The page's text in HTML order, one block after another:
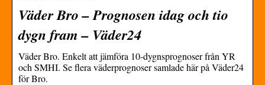
Väder Bro – Prognosen idag och tio
dygn fram – Väder24
Väder Bro. Enkelt att jämföra 10-dygnsprognoser från YR
och SMHI. Se flera väderprognoser samlade här på Väder24
för Bro.